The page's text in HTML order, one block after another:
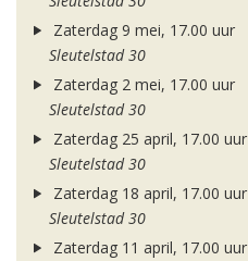
Zaterdag 9 mei, 17.00 uur
Sleutelstad 30
Zaterdag 2 mei, 17.00 uur
Sleutelstad 30
Zaterdag 25 april, 17.00 uur
Sleutelstad 30
Zaterdag 18 april, 17.00 uur
Sleutelstad 30
Zaterdag 11 april, 17.00 uur